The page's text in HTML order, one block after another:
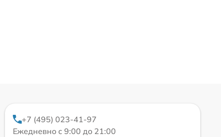
+7 (495) 023-41-97
Ежедневно с 9:00 до 21:00